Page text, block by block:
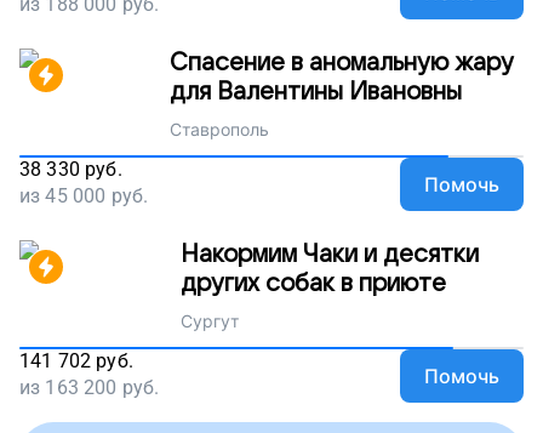
Спасение в аномальную жару
для Валентины Ивановны
Ставрополь
38 330 руб.
из45 000 руб. Помочь
Накормим Чаки и десятки
других собак в приюте
Сургут
141 702 руб.
из 163 200 руб. Помочь